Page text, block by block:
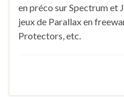
en préco sur Spectrum et
jeux de Parallax en
Protectors, etc.